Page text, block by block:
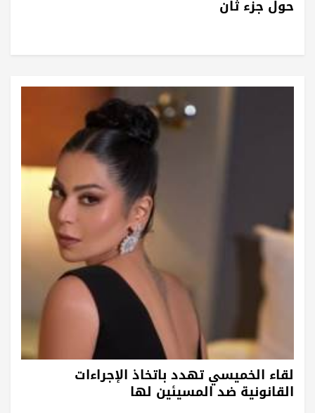
حول جزء ثان
لقاء الخميسي تهدد باتخاذ الإجراءات
القانونية ضد المسيئين لها